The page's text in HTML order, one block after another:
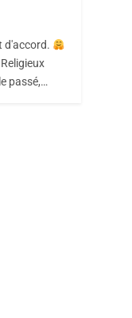
Miel
d'accord.
passé,…